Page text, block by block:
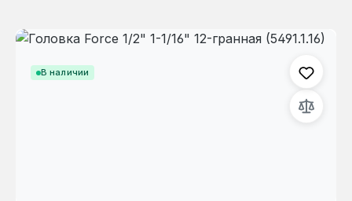
В наличии
Пропустить галерею изображений